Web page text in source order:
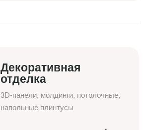
Декоративная
отделка
3D-панели, молдинги, потолочные,
напольные плинтусы